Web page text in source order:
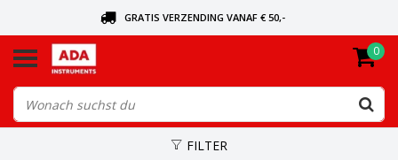
GRATIS VERZENDING VANAF € 50,-
VANDAAG BESTELD, VANDAAG VERZONDEN
0
FILTER